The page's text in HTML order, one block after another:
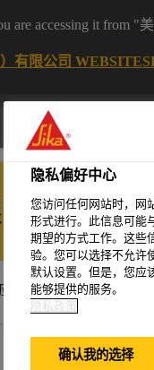
accessing it from "
有限公司 WEBSITE
司
用场景 精选案例
隐私偏好中心
您访问任何网站时，网
形式进行。此信息可能
期望的方式工作。这些
验。您可以选择不允许
默认设置。但是，您应
能够提供的服务。
隐私政策
确认我的选择